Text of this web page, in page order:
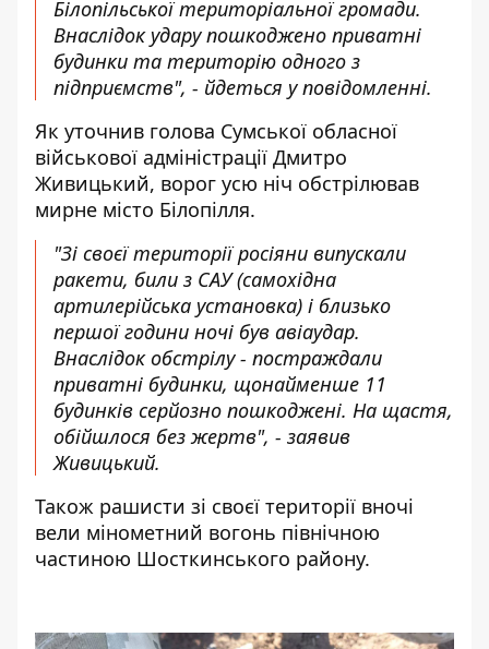
Білопільської територіальної громади.
Внаслідок удару пошкоджено приватні
будинки та територію одного з
підприємств", - йдеться у повідомленні.
Як уточнив голова Сумської обласної
військової адміністрації Дмитро
Живицький, ворог усю ніч обстрілював
мирне місто Білопілля.
"Зі своєї території росіяни випускали
ракети, били з САУ (самохідна
артилерійська установка) і близько
першої години ночі був авіаудар.
Внаслідок обстрілу - постраждали
приватні будинки, щонайменше 11
будинків серйозно пошкоджені. На щастя,
обійшлося без жертв", - заявив
Живицький.
Також рашисти зі своєї території вночі
вели мінометний вогонь північною
частиною Шосткинського району.